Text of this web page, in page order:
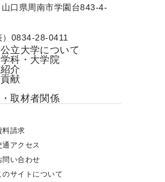
口県周南市学園台843-4-
）0834-28-0411
立大学について
科・大学院
介
献
取材者関係
料請求
通アクセス
問い合わせ
のサイトについて